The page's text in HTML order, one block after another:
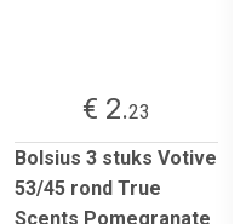
€ 2.23
Bolsius 3 stuks Votive
53/45 rond True
Scents Pomegranate